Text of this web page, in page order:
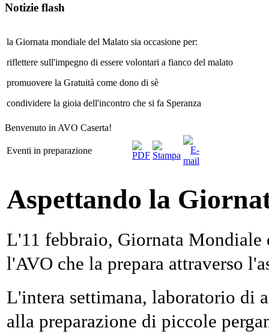
Notizie flash
la Giornata mondiale del Malato sia occasione per:
riflettere sull'impegno di essere volontari a fianco del malato
promuovere la Gratuità come dono di sè
condividere la gioia dell'incontro che si fa Speranza
Benvenuto in AVO Caserta!
Eventi in preparazione
Aspettando la
L'11 febbraio, Giornata Mondiale
l'AVO che la prepara attraverso
L'intera settimana, laboratorio di
alla preparazione di piccole